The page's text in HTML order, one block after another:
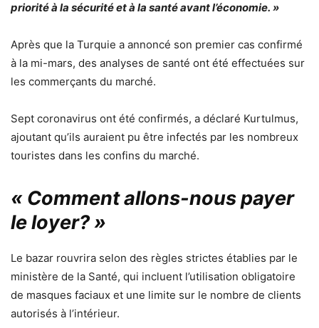
priorité à la sécurité et à la santé avant l’économie. »
Après que la Turquie a annoncé son premier cas confirmé
à la mi-mars, des analyses de santé ont été effectuées sur
les commerçants du marché.
Sept coronavirus ont été confirmés, a déclaré Kurtulmus,
ajoutant qu’ils auraient pu être infectés par les nombreux
touristes dans les confins du marché.
« Comment allons-nous payer
le loyer? »
Le bazar rouvrira selon des règles strictes établies par le
ministère de la Santé, qui incluent l’utilisation obligatoire
de masques faciaux et une limite sur le nombre de clients
autorisés à l’intérieur.